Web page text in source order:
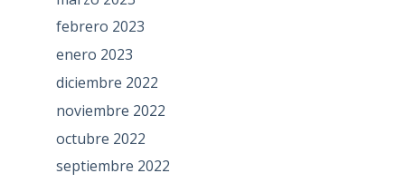
febrero 2023
enero 2023
diciembre 2022
noviembre 2022
octubre 2022
septiembre 2022